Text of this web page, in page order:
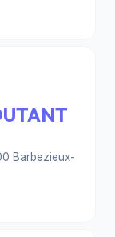
Barbezieux-